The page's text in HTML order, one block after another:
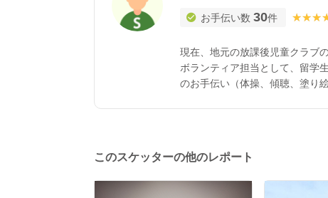
お手伝い数 30件
現在、地元の放課後児童クラブ
ボランティア担当として、留学
のお手伝い（体操、傾聴、塗り
このスケッターの他のレポート